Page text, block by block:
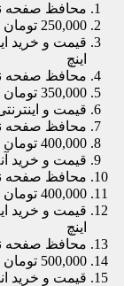
محافظ صفحه
250,000 تومان
اینچ
محافظ صفحه
350,000 تومان
قیمت و
محافظ صفحه
400,000 تومان
قیمت و خرید
محافظ صفحه
400,000 تومان
اینچ
محافظ صفحه
500,000 تومان
قیمت و خرید